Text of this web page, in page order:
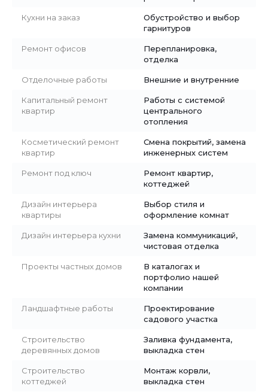
Кухни на заказ
Обустройство и выбор
гарнитуров
Ремонт офисов
Перепланировка,
отделка
Отделочные работы Внешние и внутренние
Капитальный ремонт
квартир
Работы с системой
центрального
отопления
Косметический ремонт
квартир
Смена покрытий, замена
инженерных систем
Ремонт под ключ
Ремонт квартир,
коттеджей
Дизайн интерьера
квартиры
Выбор стиля и
оформление комнат
Дизайн интерьера кухни
Замена коммуникаций,
чистовая отделка
Проекты частных домов
В каталогах и
портфолио нашей
компании
Ландшафтные работы
Проектирование
садового участка
Строительство
деревянных домов
Заливка фундамента,
выкладка стен
Строительство
коттеджей
Монтаж корвли,
выкладка стен